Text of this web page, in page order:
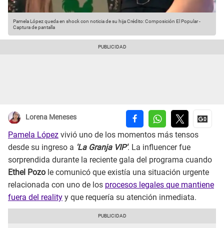
Pamela López queda en shock con noticia de su hijaCrédito: Composición El Popular -
Captura de pantalla
Lorena Meneses
Pamela López vivió uno de los momentos más tensos
desde su ingreso a 'La Granja VIP'. La influencer fue
sorprendida durante la reciente gala del programa cuando
Ethel Pozo le comunicó que existía una situación urgente
relacionada con uno de los procesos legales que mantiene
fuera del reality y que requería su atención inmediata.